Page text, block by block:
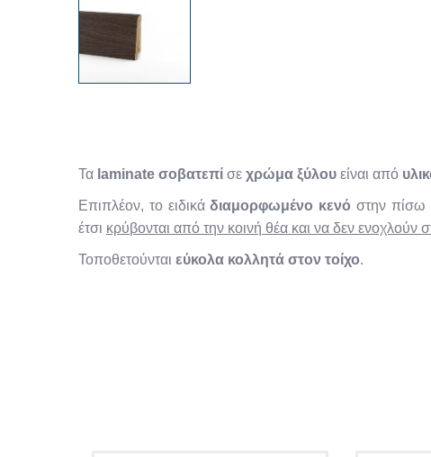
Τα laminate σοβατεπί σε χρώμα ξύλου είναι από
Επιπλέον, το ειδικάδιαμορφωμένο κενό στην πίσω
έτσι κρύβονται από την κοινή θέα και να δεν ενοχλούν
Τοποθετούνται εύκολα κολλητά στον τοίχο.